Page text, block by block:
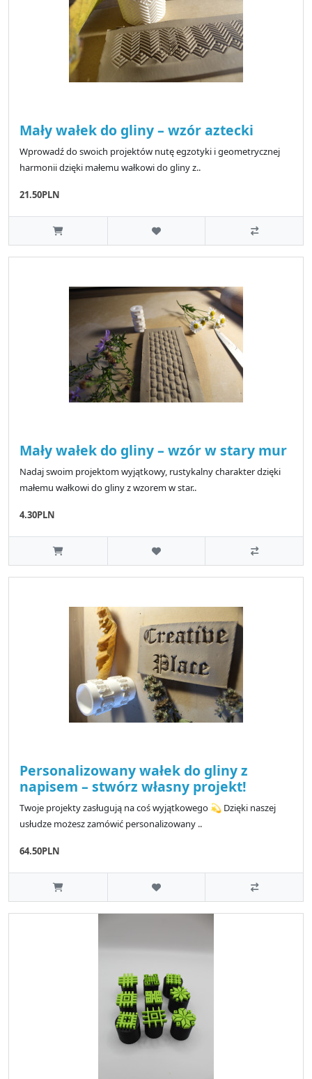
Mały wałek do gliny – wzór aztecki
Wprowadź do swoich projektów nutę egzotyki i geometrycznej
harmonii dzięki małemu wałkowi do gliny z..
21.50PLN
Mały wałek do gliny – wzór w stary mur
Nadaj swoim projektom wyjątkowy, rustykalny charakter dzięki
małemu wałkowi do gliny z wzorem w star..
4.30PLN
Personalizowany wałek do gliny z
napisem – stwórz własny projekt!
Twoje projekty zasługują na coś wyjątkowego 💫 Dzięki naszej
usłudze możesz zamówić personalizowany ..
64.50PLN